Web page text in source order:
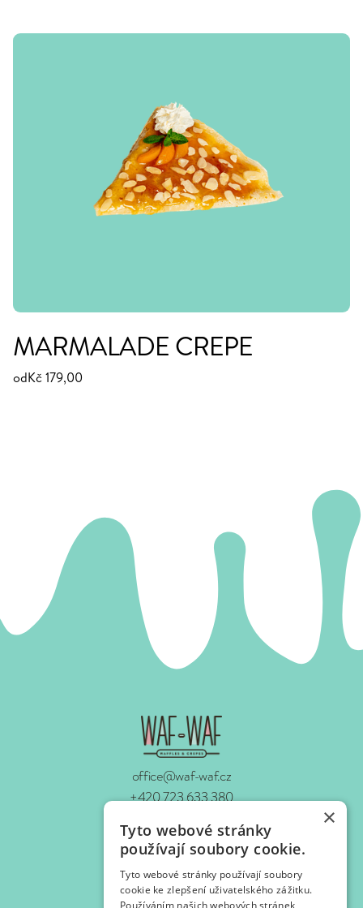
MARMALADE CREPE
odKč 179,00
office@waf-waf.cz
+420 723 633 380
Contacts
Follow us!
×
Tyto webové stránky
používají soubory cookie.
Tyto webové stránky používají soubory
cookie ke zlepšení uživatelského zážitku.
Používáním našich webových stránek